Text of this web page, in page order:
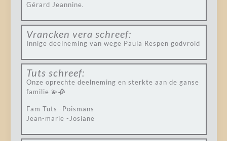
Gérard Jeannine.
Vrancken vera schreef:
Innige deelneming van wege Paula Respen godvroid
Tuts schreef:
Onze oprechte deelneming en sterkte aan de ganse
familie 💫🥀
Fam Tuts -Poismans
Jean-marie -Josiane